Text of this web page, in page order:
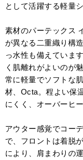
として活躍する軽量シ
素材のパーテックス
が異なる二重織り構
っ水性も備えていま
く肌離れがよいのが
常に軽量でソフトな
材、Octa。程よい保
にくく、オーバーヒ
アウター感覚でコー
で、フロントは着脱
により、肩まわりの